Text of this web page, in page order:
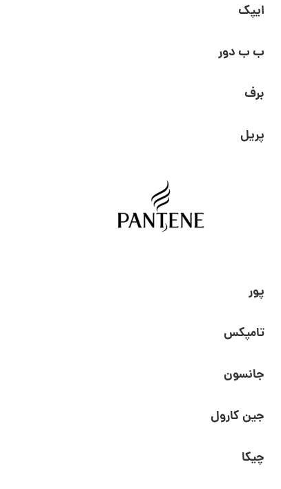
ایپک
ب ب دور
برف
پریل
پور
تامپکس
جانسون
جین کارول
چیکا